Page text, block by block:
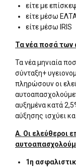
είτε με
είτε μέσω
είτε μέσω IRIS
Τα νέα ποσά των
Τα νέα μηνιαία
σύνταξη+
πληρώσουν οι
αυξημένα κατά
αύξησης ισχύει
Α. Οι ελεύθεροι
1η